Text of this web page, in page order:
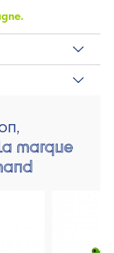
marque